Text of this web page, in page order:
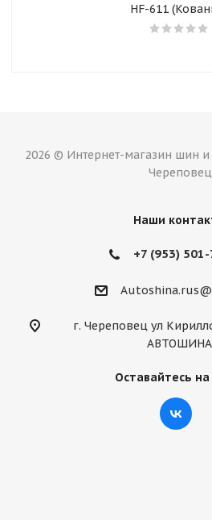
НF-611
2026 © Интернет-магазин шин
Череповец
Наши
+7 (953)
г. Череповец ул
Оставайтесь на